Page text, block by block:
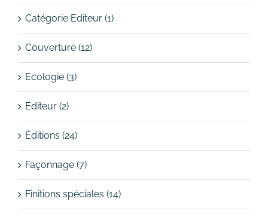
Catégorie Editeur (1)
Couverture (12)
Ecologie (3)
Editeur (2)
Éditions (24)
Façonnage (7)
Finitions spéciales (14)